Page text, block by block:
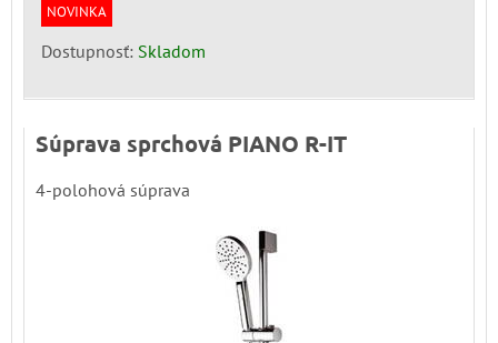
NOVINKA
Dostupnosť: Skladom
Súprava sprchová PIANO R-IT
4-polohová súprava